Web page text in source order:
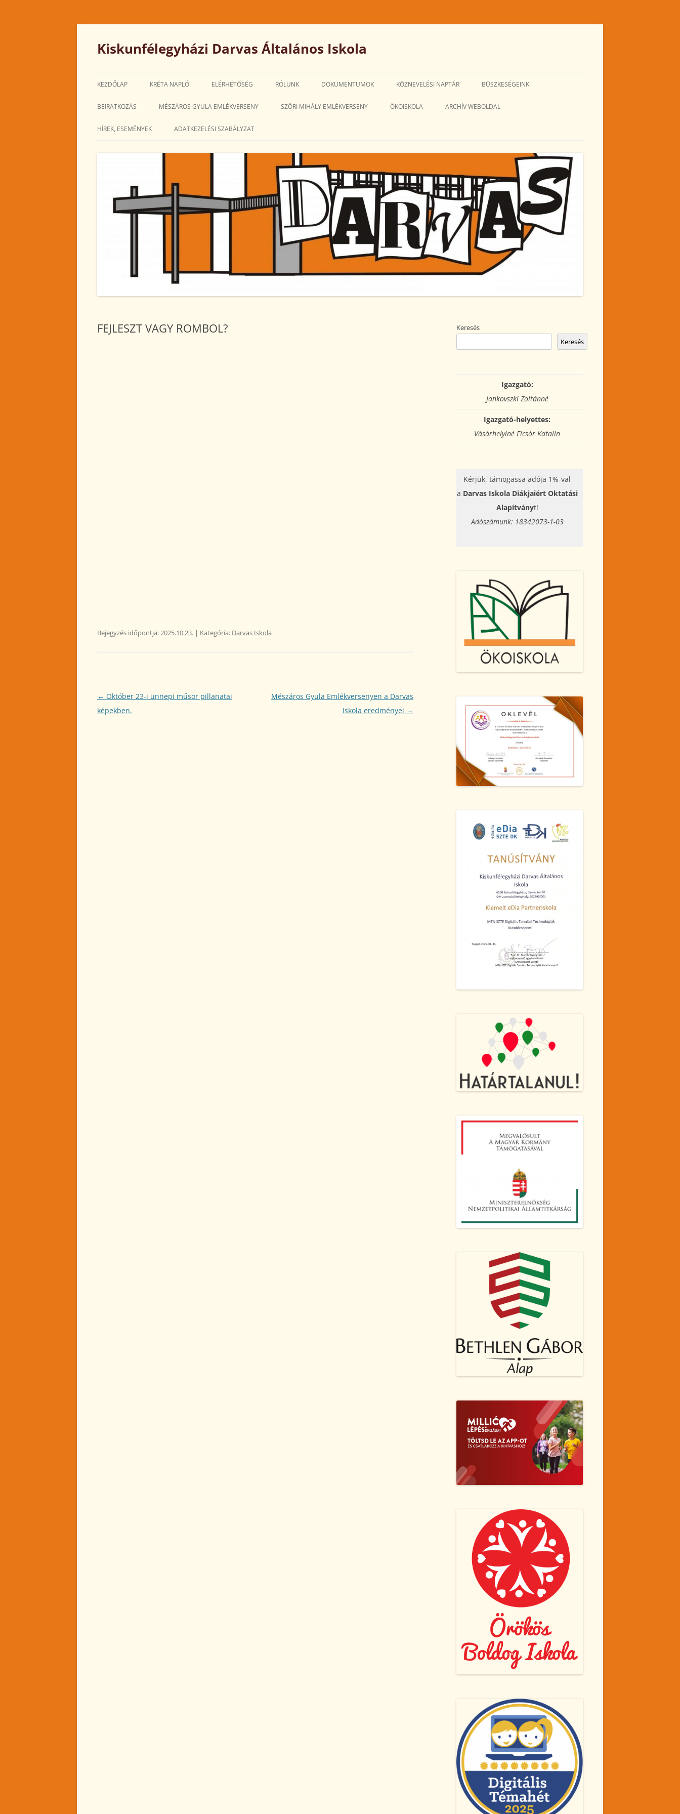
Kilépés
tartalomba
Kiskunfélegyházi Darvas Általános Iskola
KEZDŐLAP KRÉTA NAPLÓ ELÉRHETŐSÉG RÓLUNK DOKUMENTUMOK
IGAZGATÓ-
PEDAGÓGIAI PROGRAM
HÁZIREND
ALKALMAZOTTI NÉVSOR
AKADÁLYMENTESÍTÉSI
NYILATKOZAT
KÖZNEVELÉSI NAPTÁR BÜSZKESÉGEINK
BEIRATKOZÁS MÉSZÁROS GYULA EMLÉKVERSENY SZŐRI MIHÁLY EMLÉKVERSENY ÖKOISKOLA ARCHÍV WEBOLDAL
HÍREK, ESEMÉNYEK
2024. DECEMBER
2024. SZEPTEMBER
2024. AUGUSZTUS
2024. JÚNIUS
ADATKEZELÉSI SZABÁLYZAT
FEJLESZT VAGY ROMBOL?
Bejegyzés időpontja:2025.10.23. | Kategória: Darvas Iskola
Bejegyzés
navigáció
← Október 23-i ünnepi műsor pillanatai
képekben.
Mészáros Gyula Emlékversenyen a Darvas
Iskola eredményei →
Keresés
Keresés
Igazgató:
Jankovszki Zoltánné
Igazgató-helyettes:
Vásárhelyiné Ficsór Katalin
Kérjük, támogassa adója 1%-val
a Darvas Iskola Diákjaiért Oktatási
Alapítványt!
Adószámunk: 18342073-1-03